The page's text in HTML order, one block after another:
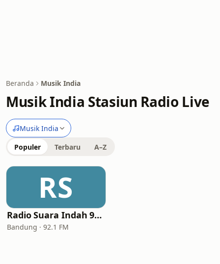
Beranda Musik India
Musik India Stasiun Radio Live
Musik India
Populer Terbaru A–Z
RS
Radio Suara Indah 92.1 FM
Bandung · 92.1 FM